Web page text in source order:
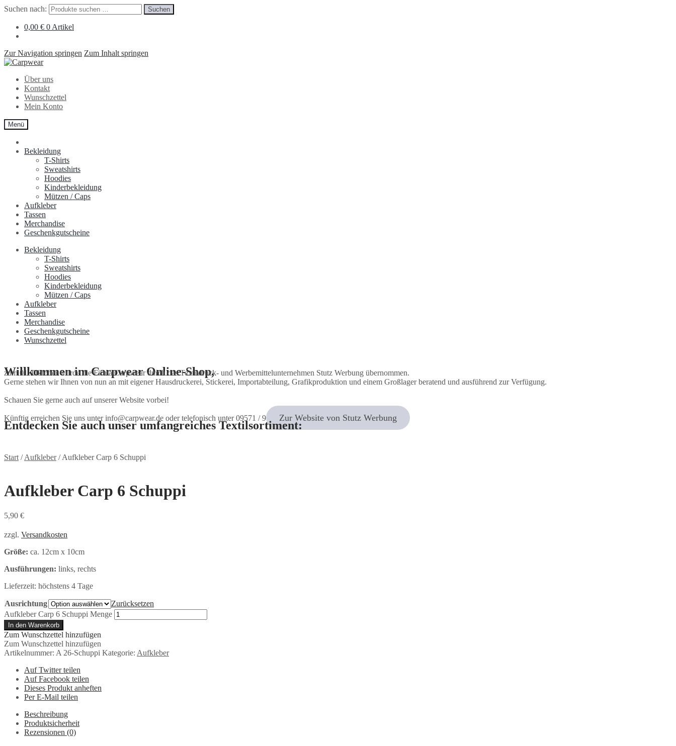
Suchen nach: Suchen
0,00 € 0 Artikel
Zur Navigation springen Zum Inhalt springen
Über uns
Kontakt
Wunschzettel
Mein Konto
Menü
Bekleidung
T-Shirts
Sweatshirts
Hoodies
Kinderbekleidung
Mützen / Caps
Aufkleber
Tassen
Merchandise
Geschenkgutscheine
Bekleidung
T-Shirts
Sweatshirts
Hoodies
Kinderbekleidung
Mützen / Caps
Aufkleber
Tassen
Merchandise
Geschenkgutscheine
Wunschzettel
Willkommen im Carpwear Online-Shop,
zum 01. Oktober wurde die Firma Carpwear durch das Textildruck- und Werbemittelunternehmen Stutz Werbung übernommen.
Gerne stehen wir Ihnen von nun an mit eigener Hausdruckerei, Stickerei, Importabteilung, Grafikproduktion und einem Großlager beratend und ausführend zur Verfügung.
Schauen Sie gerne auch auf unserer Website vorbei!
Künftig erreichen Sie uns unter info@carpwear.de oder telefonisch unter 09571 / 9 47 90 47Zur Website von Stutz Werbung
Entdecken Sie auch unser umfangreiches Textilsortiment:
Start /Aufkleber/Aufkleber Carp 6 Schuppi
Aufkleber Carp 6 Schuppi
5,90 €
zzgl. Versandkosten
Größe: ca. 12cm x 10cm
Ausführungen: links, rechts
Lieferzeit: höchstens 4 Tage
Ausrichtung
Zurücksetzen
Aufkleber Carp 6 Schuppi Menge
In den Warenkorb
Zum Wunschzettel hinzufügen
Zum Wunschzettel hinzufügen
Artikelnummer: A 26-Schuppi Kategorie: Aufkleber
Auf Twitter teilen
Auf Facebook teilen
Dieses Produkt anheften
Per E-Mail teilen
Beschreibung
Produktsicherheit
Rezensionen (0)